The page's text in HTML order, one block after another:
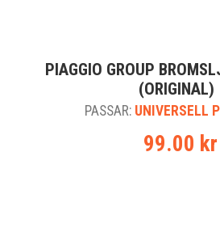
När du valt kommer butiken visa
och universella
PIAGGIO GROUP
(ORIGINAL)
PASSAR: UNIVERSELL
99.00 kr